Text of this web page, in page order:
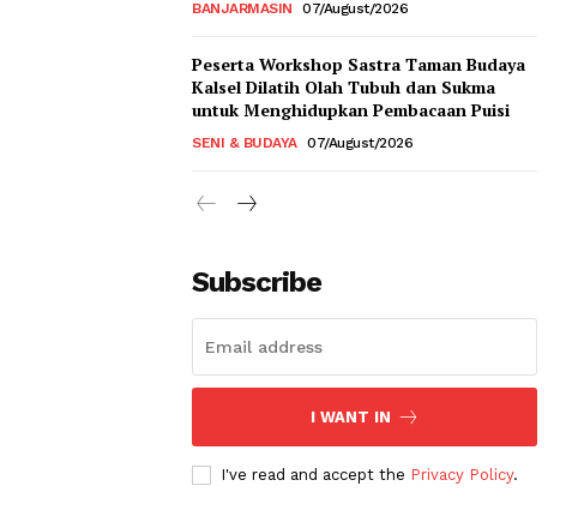
BANJARMASIN 07/August/2026
Peserta Workshop Sastra Taman Budaya
Kalsel Dilatih Olah Tubuh dan Sukma
untuk Menghidupkan Pembacaan Puisi
SENI & BUDAYA 07/August/2026
Subscribe
I WANT IN
I've read and accept the Privacy Policy.